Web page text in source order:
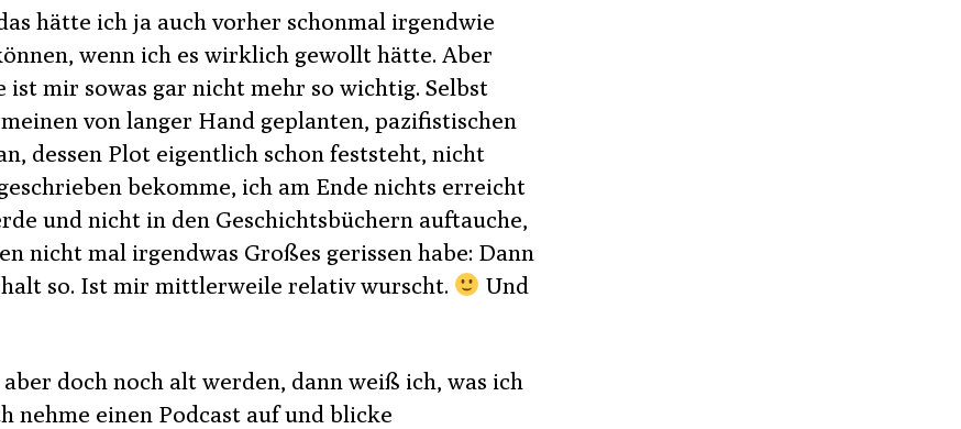
hätte ich ja auch vorher schonmal irgendwie
wenn ich es wirklich gewollt hätte. Aber
ist mir sowas gar nicht mehr so wichtig. Selbst
von langer Hand geplanten, pazifistischen
dessen Plot eigentlich schon feststeht, nicht
bekomme, ich am Ende nichts erreicht
und nicht in den Geschichtsbüchern auftauche,
nicht mal irgendwas Großes gerissen habe: Dann
so. Ist mir mittlerweile relativ wurscht.
Und
doch noch alt werden, dann weiß ich, was ich
nehme einen Podcast auf und blicke